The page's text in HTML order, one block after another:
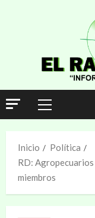
Inicio
Política
RD:
miembros